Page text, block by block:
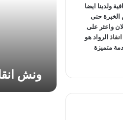
ش
ونش
ولدينا ايضا
حتى
واعثر على
الرواد هو
متميزة